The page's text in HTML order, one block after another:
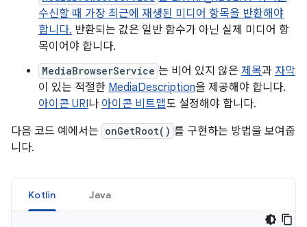
수신할 때 가장 최근에 재생된 미디어 항목을 반환해야
합니다. 반환되는 값은 일반 함수가 아닌 실제 미디어 항
목이어야 합니다.
MediaBrowserService 는 비어 있지 않은 제목과 자막
이 있는 적절한 MediaDescription을 제공해야 합니다.
아이콘 URI나 아이콘 비트맵도 설정해야 합니다.
다음 코드 예에서는 onGetRoot() 를 구현하는 방법을 보여줍
니다.
Kotlin Java